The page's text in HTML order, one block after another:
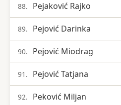
88. Pejaković Rajko
89. Pejović Darinka
90. Pejović Miodrag
91. Pejović Tatjana
92. Peković Miljan